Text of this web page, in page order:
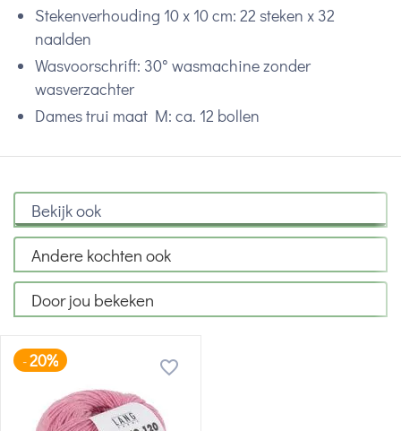
Stekenverhouding 10 x 10 cm: 22 steken x 32
naalden
Wasvoorschrift: 30° wasmachine zonder
wasverzachter
Dames trui maat M: ca. 12 bollen
Bekijk ook
Andere kochten ook
Door jou bekeken
-20%